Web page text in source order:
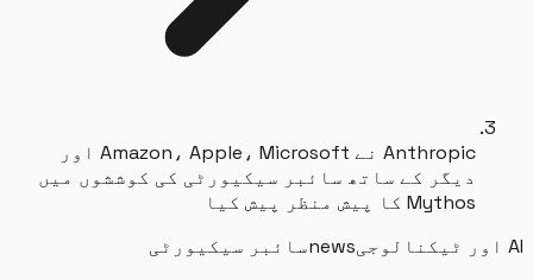
Anthropic نے Amazon، Apple، Microsoft اور
دیگر کے ساتھ سائبر سیکیورٹی کی کوششوں میں
Mythos کا پیش منظر پیش کیا
newsسائبر سیکیورٹی